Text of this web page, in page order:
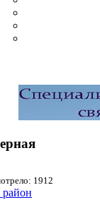
1912